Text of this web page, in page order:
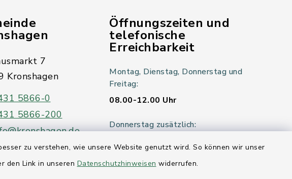
zu verstehen, wie unsere Website genutzt wird. So können wir unser
den Link in unseren Datenschutzhinweisen widerrufen.
7
Kronshagen
5866-0
5866-200
Öffnungszeiten und
telefonische
Erreichbarkeit
Montag, Dienstag, Donnerstag und
Freitag:
08.00-12.00 Uhr
Donnerstag zusätzlich:
Mittwoch: